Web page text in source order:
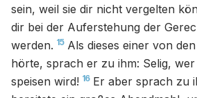
sein, weil sie dir nicht vergelten
dir bei der Auferstehung der
werden. 15 Als dieses einer von
hörte, sprach er zu ihm: Selig, wer
speisen wird! 16 Er aber sprach zu